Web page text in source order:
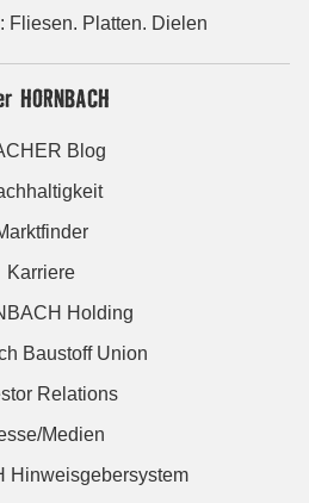
Fliesen. Platten. Dielen
HORNBACH
Blog
Karriere
Holding
Baustoff Union
Relations
Medien
Hinweisgebersystem